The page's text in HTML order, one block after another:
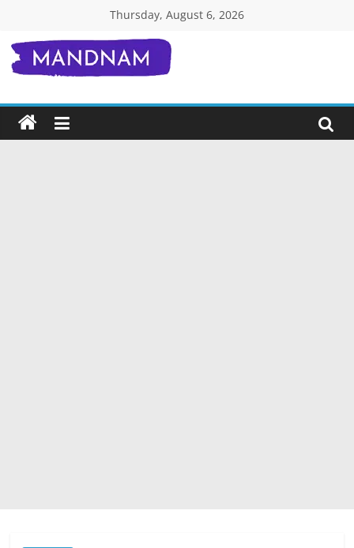
content
Thursday, August 6, 2026
Mandnam.com
जाने
एक-